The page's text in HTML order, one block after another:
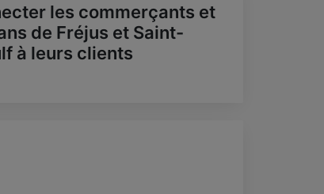
les commerçants et
de Fréjus et Saint-
à leurs clients